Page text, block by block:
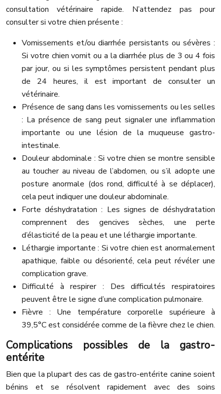
consultation vétérinaire rapide. N’attendez pas pour
consulter si votre chien présente :
Vomissements et/ou diarrhée persistants ou sévères :
Si votre chien vomit ou a la diarrhée plus de 3 ou 4 fois
par jour, ou si les symptômes persistent pendant plus
de 24 heures, il est important de consulter un
vétérinaire.
Présence de sang dans les vomissements ou les selles
: La présence de sang peut signaler une inflammation
importante ou une lésion de la muqueuse gastro-
intestinale.
Douleur abdominale : Si votre chien se montre sensible
au toucher au niveau de l’abdomen, ou s’il adopte une
posture anormale (dos rond, difficulté à se déplacer),
cela peut indiquer une douleur abdominale.
Forte déshydratation : Les signes de déshydratation
comprennent des gencives sèches, une perte
d’élasticité de la peau et une léthargie importante.
Léthargie importante : Si votre chien est anormalement
apathique, faible ou désorienté, cela peut révéler une
complication grave.
Difficulté à respirer : Des difficultés respiratoires
peuvent être le signe d’une complication pulmonaire.
Fièvre : Une température corporelle supérieure à
39,5°C est considérée comme de la fièvre chez le chien.
Complications possibles de la gastro-
entérite
Bien que la plupart des cas de gastro-entérite canine soient
bénins et se résolvent rapidement avec des soins